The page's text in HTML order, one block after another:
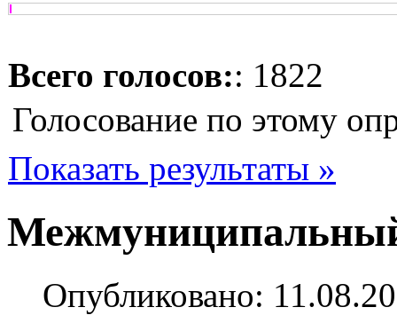
Всего голосов:: 1822
Голосование по этому
Показать результаты »
Опубликовано: